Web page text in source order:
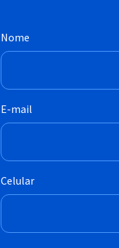
Nome
E-mail
Celular